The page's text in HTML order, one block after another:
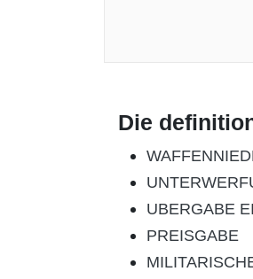
Die
UBERGABE
PREISGABE